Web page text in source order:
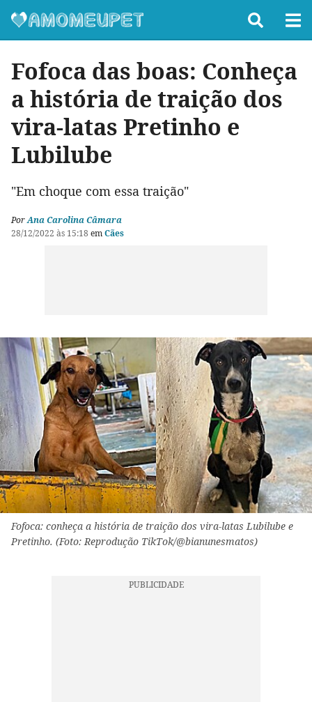
Fofoca das boas: Conheça
a história de traição dos
vira-latas Pretinho e
Lubilube
"Em choque com essa traição"
PorAna Carolina Câmara
28/12/2022 às 15:18 emCães
Fofoca: conheça a história de traição dos vira-latas Lubilube e
Pretinho. (Foto: Reprodução TikTok/@bianunesmatos)